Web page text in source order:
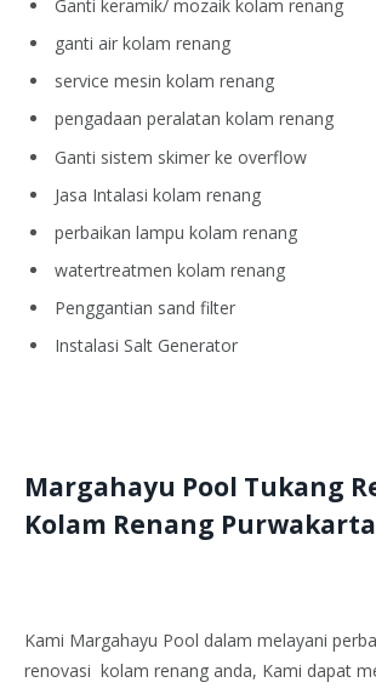
Ganti keramik/ mozaik kolam renang
ganti air kolam renang
service mesin kolam renang
pengadaan peralatan kolam renang
Ganti sistem skimer ke overflow
Jasa Intalasi kolam renang
perbaikan lampu kolam renang
watertreatmen kolam renang
Penggantian sand filter
Instalasi Salt Generator
Margahayu Pool Tukang
Kolam Renang
Kami Margahayu Pool dalam melayani
renovasi kolam renang anda, Kami dapat